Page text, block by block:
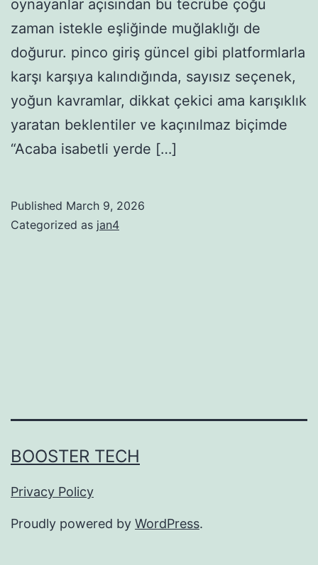
oynayanlar açısından bu tecrübe çoğu
zaman istekle eşliğinde muğlaklığı de
doğurur. pinco giriş güncel gibi platformlarla
karşı karşıya kalındığında, sayısız seçenek,
yoğun kavramlar, dikkat çekici ama karışıklık
yaratan beklentiler ve kaçınılmaz biçimde
“Acaba isabetli yerde […]
Published March 9, 2026
Categorized as jan4
BOOSTER TECH
Privacy Policy
Proudly powered by WordPress.